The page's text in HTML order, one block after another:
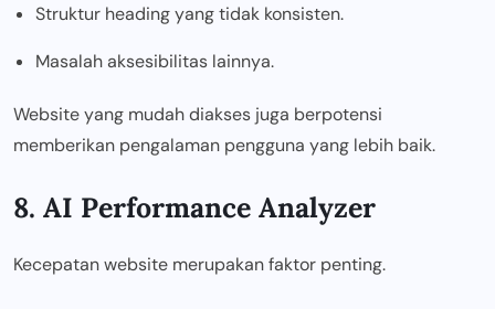
Struktur heading yang tidak konsisten.
Masalah aksesibilitas lainnya.
Website yang mudah diakses juga berpotensi
memberikan pengalaman pengguna yang lebih baik.
8. AI Performance Analyzer
Kecepatan website merupakan faktor penting.